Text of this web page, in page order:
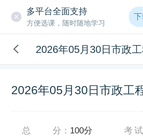
多平台全面支持
方便选课，随时随地学习
2026年05月30日市政
2026年05月30日市政工
总分 ： 100分 考